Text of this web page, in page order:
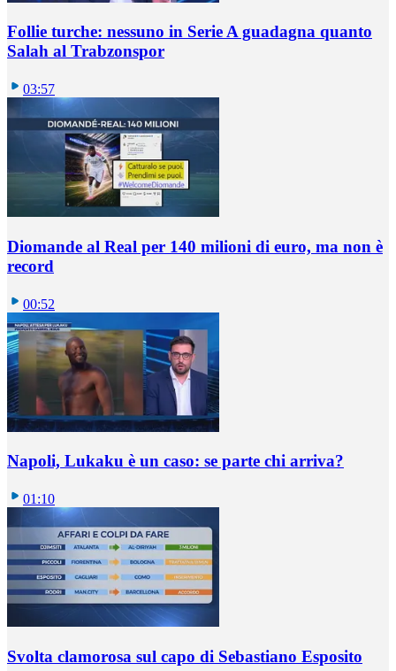
Follie turche: nessuno in Serie A guadagna quanto
Salah al Trabzonspor
03:57
Diomande al Real per 140 milioni di euro, ma non è
record
00:52
Napoli, Lukaku è un caso: se parte chi arriva?
01:10
Svolta clamorosa sul capo di Sebastiano Esposito